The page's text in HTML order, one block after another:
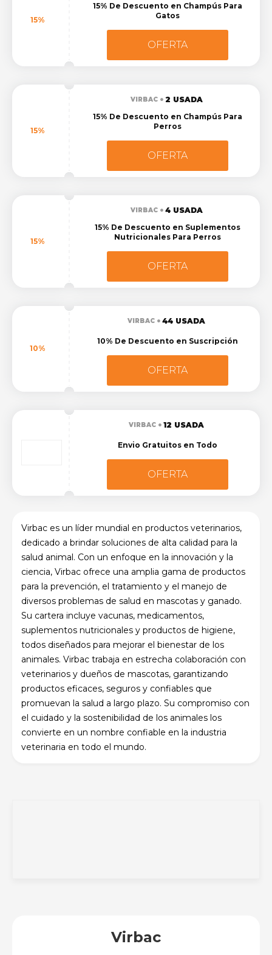
15%
15% De Descuento en Champús Para
Gatos
OFERTA
15%
VIRBAC
2 USADA
15% De Descuento en Champús Para
Perros
OFERTA
15%
VIRBAC
4 USADA
15% De Descuento en Suplementos
Nutricionales Para Perros
OFERTA
10%
VIRBAC 44 USADA
10% De Descuento en Suscripción
OFERTA
VIRBAC 12 USADA
Envio Gratuitos en Todo
OFERTA
Virbac es un líder mundial en productos veterinarios,
dedicado a brindar soluciones de alta calidad para la
salud animal. Con un enfoque en la innovación y la
ciencia, Virbac ofrece una amplia gama de productos
para la prevención, el tratamiento y el manejo de
diversos problemas de salud en mascotas y ganado.
Su cartera incluye vacunas, medicamentos,
suplementos nutricionales y productos de higiene,
todos diseñados para mejorar el bienestar de los
animales. Virbac trabaja en estrecha colaboración con
veterinarios y dueños de mascotas, garantizando
productos eficaces, seguros y confiables que
promuevan la salud a largo plazo. Su compromiso con
el cuidado y la sostenibilidad de los animales los
convierte en un nombre confiable en la industria
veterinaria en todo el mundo.
Virbac